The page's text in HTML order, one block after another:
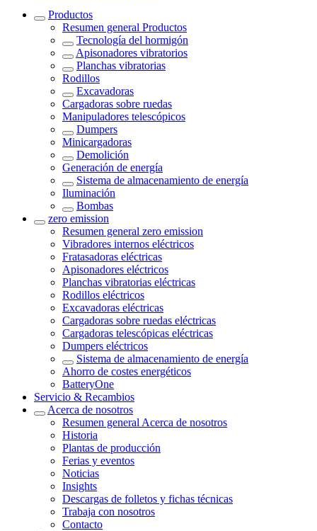
Productos
Resumen general Productos
Tecnología del hormigón
Apisonadores vibratorios
Planchas vibratorias
Rodillos
Excavadoras
Cargadoras sobre ruedas
Manipuladores telescópicos
Dumpers
Minicargadoras
Demolición
Generación de energía
Sistema de almacenamiento de energía
Iluminación
Bombas
zero emission
Resumen general zero emission
Vibradores internos eléctricos
Fratasadoras eléctricas
Apisonadores eléctricos
Planchas vibratorias eléctricas
Rodillos eléctricos
Excavadoras eléctricas
Cargadoras sobre ruedas eléctricas
Cargadoras telescópicas eléctricas
Dumpers eléctricos
Sistema de almacenamiento de energía
Ahorro de costes energéticos
BatteryOne
Servicio & Recambios
Acerca de nosotros
Resumen general Acerca de nosotros
Historia
Plantas de producción
Ferias y eventos
Noticias
Insights
Descargas de folletos y fichas técnicas
Trabaja con nosotros
Contacto